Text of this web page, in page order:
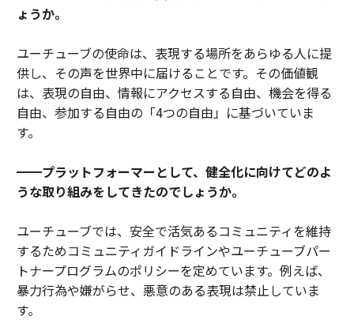
ょうか。
ユーチューブの使命は、表現する場所をあらゆる人に提
供し、その声を世界中に届けることです。その価値観
は、表現の自由、情報にアクセスする自由、機会を得る
自由、参加する自由の「4つの自由」に基づいていま
す。
━━プラットフォーマーとして、健全化に向けてどのよ
うな取り組みをしてきたのでしょうか。
ユーチューブでは、安全で活気あるコミュニティを維持
するためコミュニティガイドラインやユーチューブパー
トナープログラムのポリシーを定めています。例えば、
暴力行為や嫌がらせ、悪意のある表現は禁止していま
す。